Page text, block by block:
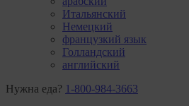
Итальянский
Немецкий
французкий язык
Голландский
английский
Нужна еда? 1-800-984-3663